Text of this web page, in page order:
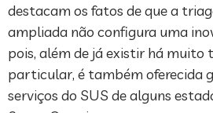
destacam os fatos de que a
ampliada não configura uma
pois, além de já existir há muito
particular, é também oferecida
serviços do SUS de alguns